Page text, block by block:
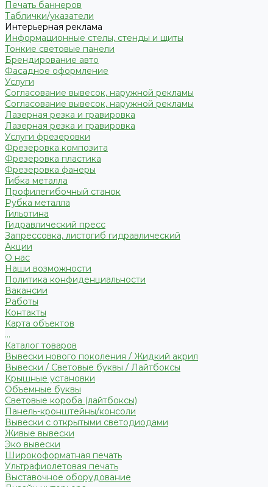
Печать баннеров
Таблички/указатели
Интерьерная реклама
Информационные стелы, стенды и щиты
Тонкие световые панели
Брендирование авто
Фасадное оформление
Услуги
Согласование вывесок, наружной рекламы
Согласование вывесок, наружной рекламы
Лазерная резка и гравировка
Лазерная резка и гравировка
Услуги фрезеровки
Фрезеровка композита
Фрезеровка пластика
Фрезеровка фанеры
Гибка металла
Профилегибочный станок
Рубка металла
Гильотина
Гидравлический пресс
Запрессовка, листогиб гидравлический
Акции
О нас
Наши возможности
Политика конфиденциальности
Вакансии
Работы
Контакты
Карта объектов
...
Каталог товаров
Вывески нового поколения / Жидкий акрил
Вывески / Световые буквы / Лайтбоксы
Крышные установки
Объемные буквы
Световые короба (лайтбоксы)
Панель-кронштейны/консоли
Вывески с открытыми светодиодами
Живые вывески
Эко вывески
Широкоформатная печать
Ультрафиолетовая печать
Выставочное оборудование